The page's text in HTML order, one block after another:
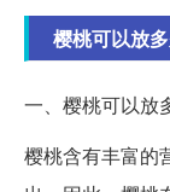
樱桃可以放
一、樱桃可以放
樱桃含有丰富的